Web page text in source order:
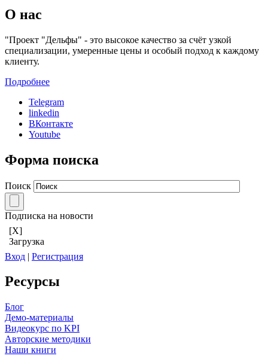
О нас
"Проект "Дельфы" - это высокое качество за счёт узкой
специализации, умеренные цены и особый подход к каждому
клиенту.
Подробнее
Telegram
linkedin
ВКонтакте
Youtube
Форма поиска
Поиск
Подписка на новости
[X]
Загрузка
Вход | Регистрация
Ресурсы
Блог
Демо-материалы
Видеокурс по KPI
Авторские методики
Наши книги